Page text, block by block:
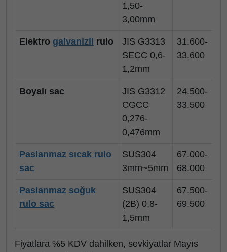
1,50-
3,00mm
Elektro galvanizli rulo
JIS G3313
SECC 0,6-
1,2mm
31.600-
33.600
Boyalı sac
JIS G3312
CGCC
0,276-
0,476mm
24.500-
33.500
Paslanmaz sıcak rulo
sac
SUS304
3mm~5mm
67.000-
68.000
Paslanmaz soğuk
rulo sac
SUS304
(2B) 0,8-
1,5mm
67.500-
69.500
Fiyatlara %5 KDV dahilken, sevkiyatlar Mayıs